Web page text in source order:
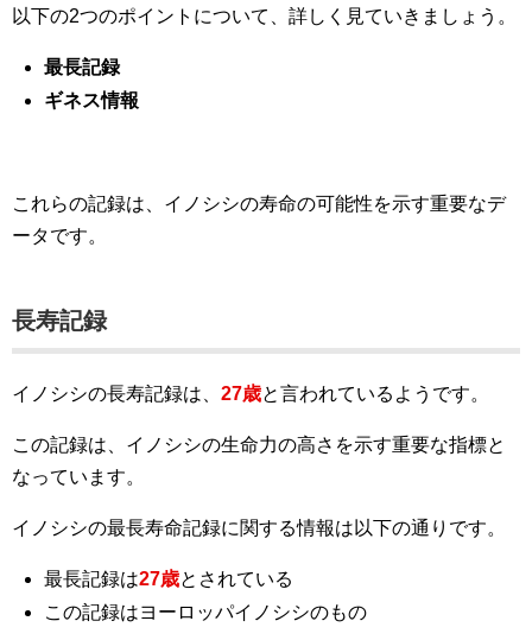
以下の2つのポイントについて、詳しく見ていきましょう。
最長記録
ギネス情報
これらの記録は、イノシシの寿命の可能性を示す重要なデ
ータです。
長寿記録
イノシシの長寿記録は、 27歳と言われているようです。
この記録は、イノシシの生命力の高さを示す重要な指標と
なっています。
イノシシの最長寿命記録に関する情報は以下の通りです。
最長記録は27歳とされている
この記録はヨーロッパイノシシのもの